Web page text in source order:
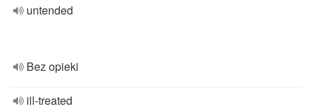
untended
Bez opieki
ill-treated